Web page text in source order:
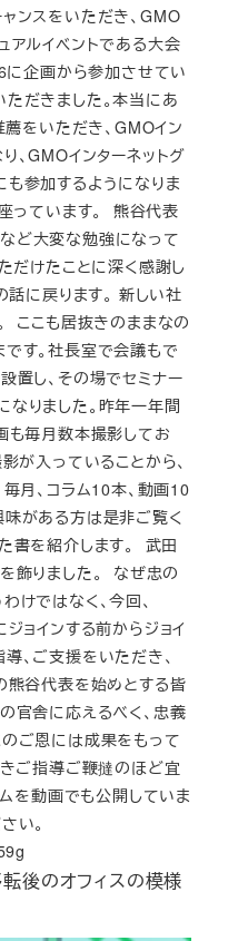
後のオフィスの模様
ンスをいただき、GMO
アルイベントである大会
に企画から参加させてい
だきました。本当にあ
をいただき、GMOイン
、GMOインターネットグ
参加するようになりま
っています。 熊谷代表
ど大変な勉強になって
だけたことに深く感謝し
に戻ります。 新しい社
ここも居抜きのままなの
す。社長室で会議もで
置し、その場でセミナー
りました。昨年一年間
も毎月数本撮影してお
が入っていることから、
月、コラム10本、動画10
がある方は是非ご覧く
書を紹介します。 武田
飾りました。 なぜ忠の
けではなく、今回、
ョインする前からジョイ
、ご支援をいただき、
熊谷代表を始めとする皆
官舎に応えるべく、忠義
ご恩には成果をもって
ご指導ご鞭撻のほど宜
を動画でも公開していま
い。